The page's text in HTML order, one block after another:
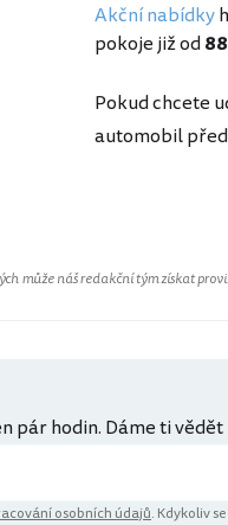
Akční nabídky
pokoje již od
Pokud chcete
automobil
může náš redakční tým získat
pár hodin. Dáme ti
osobních údajů. Kdykoliv